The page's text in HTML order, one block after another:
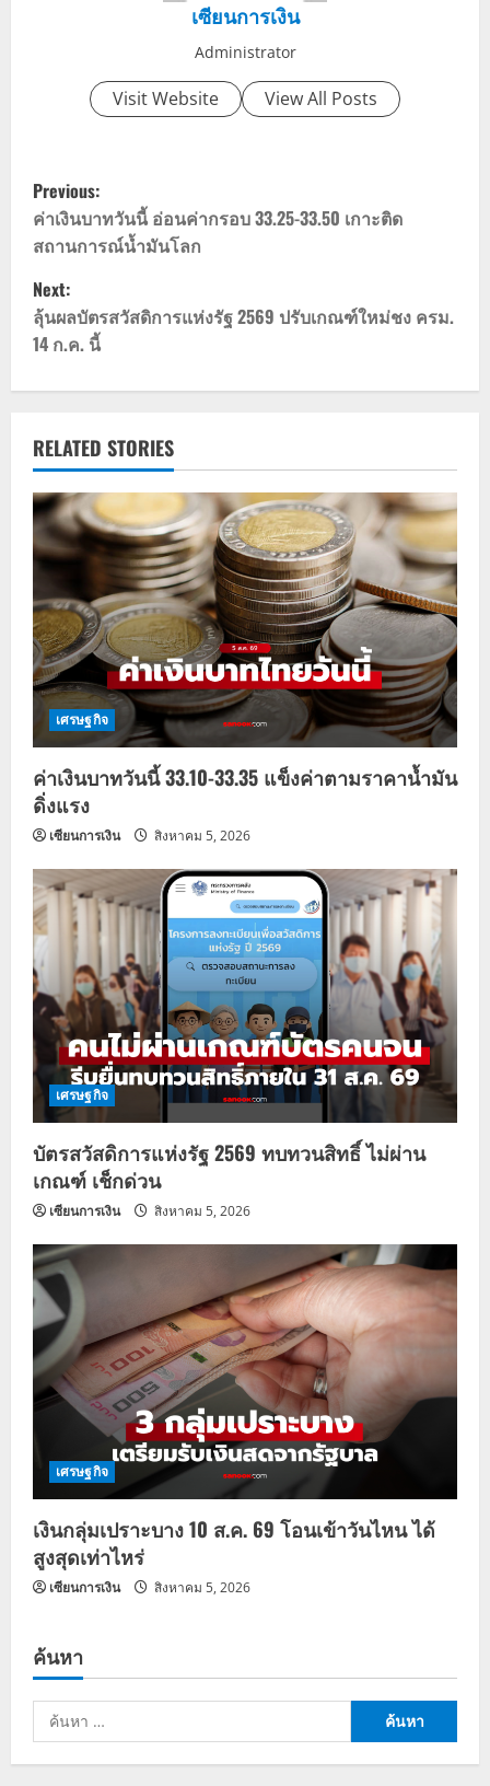
เซียนการเงิน
Administrator
Visit Website View All Posts
P
o
s
t
n
v
i
g
a
t
i
o
n
Previous:
ค่าเงินบาทวันนี้ อ่อนค่ากรอบ 33.25-33.50 เกาะติด
สถานการณ์น้ำมันโลก
Next:
ลุ้นผลบัตรสวัสดิการแห่งรัฐ 2569 ปรับเกณฑ์ใหม่ชง ครม.
14 ก.ค. นี้
RELATED STORIES
เศรษฐกิจ
ค่าเงินบาทวันนี้ 33.10-33.35 แข็งค่าตามราคาน้ำมัน
ดิ่งแรง
เซียนการเงิน สิงหาคม 5, 2026
เศรษฐกิจ
บัตรสวัสดิการแห่งรัฐ 2569 ทบทวนสิทธิ์ ไม่ผ่าน
เกณฑ์ เช็กด่วน
เซียนการเงิน สิงหาคม 5, 2026
เศรษฐกิจ
เงินกลุ่มเปราะบาง 10 ส.ค. 69 โอนเข้าวันไหน ได้
สูงสุดเท่าไหร่
เซียนการเงิน สิงหาคม 5, 2026
ค้นหา
ค้นหา
สำหรับ: